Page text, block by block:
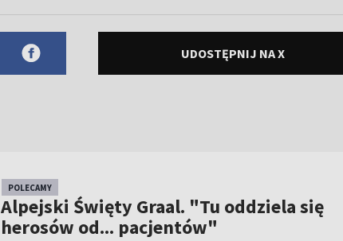
UDOSTĘPNIJ NA X
POLECAMY
Alpejski Święty Graal. "Tu oddziela się
herosów od... pacjentów"